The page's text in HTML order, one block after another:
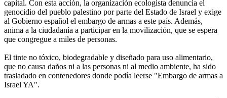
capital. Con esta acción, la organización ecologista denuncia el
genocidio del pueblo palestino por parte del Estado de Israel y exige
al Gobierno español el embargo de armas a este país. Además,
anima a la ciudadanía a participar en la movilización, que se espera
que congregue a miles de personas.
El tinte no tóxico, biodegradable y diseñado para uso alimentario,
que no causa daños ni a las personas ni al medio ambiente, ha sido
trasladado en contenedores donde podía leerse "Embargo de armas a
Israel YA".